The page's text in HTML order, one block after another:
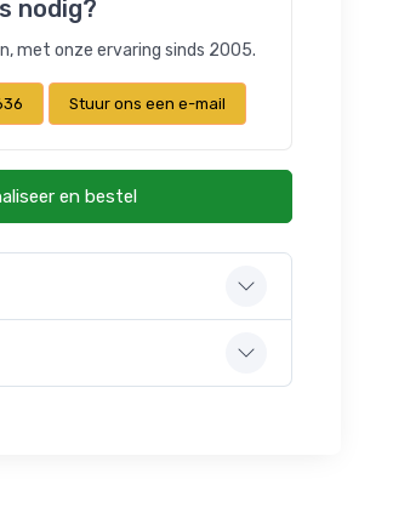
nodig?
met onze ervaring sinds 2005.
Stuur ons een e-mail
en bestel